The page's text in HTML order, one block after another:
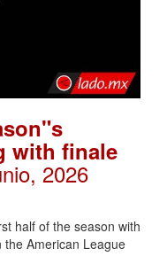
with finale
2026
half of the season with
American League